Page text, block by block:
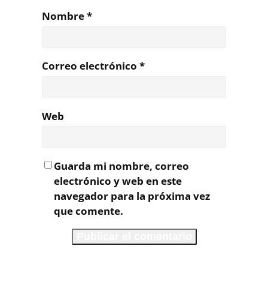
Nombre*
Correo electrónico *
Web
Guarda mi nombre, correo
electrónico y web en este
navegador para la próxima vez
que comente.